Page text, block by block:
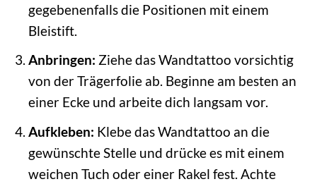
gegebenenfalls die Positionen mit einem
Bleistift.
Anbringen: Ziehe das Wandtattoo vorsichtig
von der Trägerfolie ab. Beginne am besten an
einer Ecke und arbeite dich langsam vor.
Aufkleben: Klebe das Wandtattoo an die
gewünschte Stelle und drücke es mit einem
weichen Tuch oder einer Rakel fest. Achte